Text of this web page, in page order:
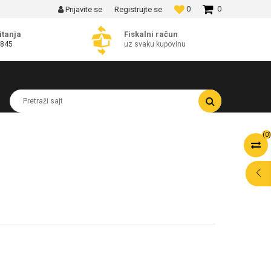
MOGUĆNOST BESPLATNE ISPORUKE! 0
0
Prijavite se Registrujte se
Fiskalni račun
uz svaku kupovinu
Pretraži sajt
(0)